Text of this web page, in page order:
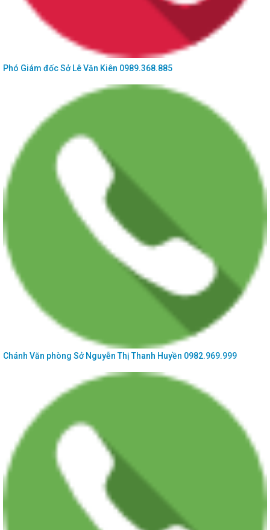
Phó Giám đốc SởLê Văn Kiên 0989.368.885
Chánh Văn phòng SởNguyễn Thị Thanh Huyền 0982.969.999